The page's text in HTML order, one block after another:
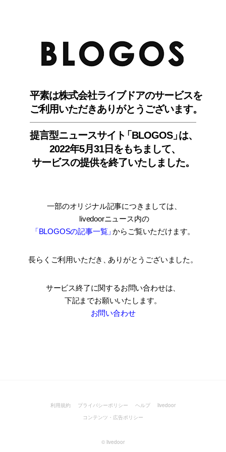
平素は株式会社ライブドアのサービスを
ご利用いただきありがとうございます。
提言型ニュースサイ ト「BLOGOS」は、
2022年5月31日をもちまして、
サービスの提供を終了いたしました。
一部のオリジナル記事につきましては
livedoorニュース内の
「BLOGOSの記事一覧」からご覧いただけます。
長らくご利用いただき ありがとうございました。
サービス終了に関するお問い合わせは、
下記までお願いいたします。
お問い合わせ
利用規約 プライバシーポリシー ヘルプ
livedoor
コンテンツ・広告ポリシー
© livedoor